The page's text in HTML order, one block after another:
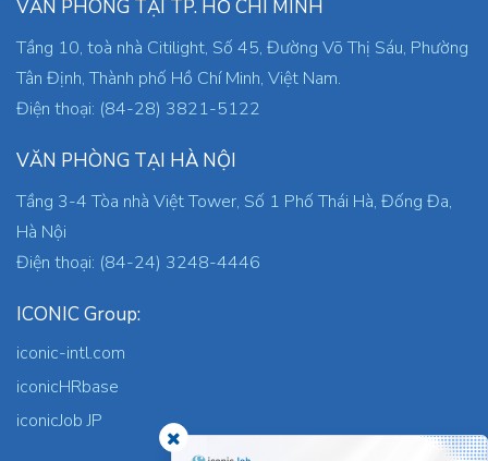
VĂN PHÒNG TẠI TP. HỒ CHÍ MINH
Tầng 10, toà nhà Citilight, Số 45, Đường Võ Thị Sáu, Phường
Tân Định, Thành phố Hồ Chí Minh, Việt Nam.
Điện thoại: (84-28) 3821-5122
VĂN PHÒNG TẠI HÀ NỘI
Tầng 3-4 Tòa nhà Việt Tower, Số 1 Phố Thái Hà, Đống Đa,
Hà Nội
Điện thoại: (84-24) 3248-4446
ICONIC Group:
iconic-intl.com
iconicHRbase
iconicJob JP